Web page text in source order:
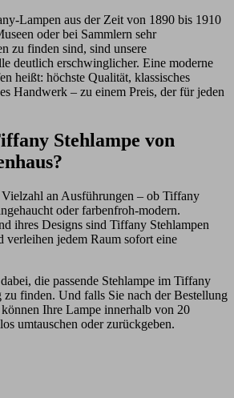
Lampen aus der Zeit von 1890 bis 1910
oder bei Sammlern sehr
zu finden sind, sind unsere
deutlich erschwinglicher. Eine moderne
heißt: höchste Qualität, klassisches
Handwerk – zu einem Preis, der für jeden
Stehlampe von
an Ausführungen – ob Tiffany
oder farbenfroh-modern.
ihres Designs sind Tiffany Stehlampen
verleihen jedem Raum sofort eine
die passende Stehlampe im Tiffany
finden. Und falls Sie nach der Bestellung
Ihre Lampe innerhalb von 20
umtauschen oder zurückgeben.